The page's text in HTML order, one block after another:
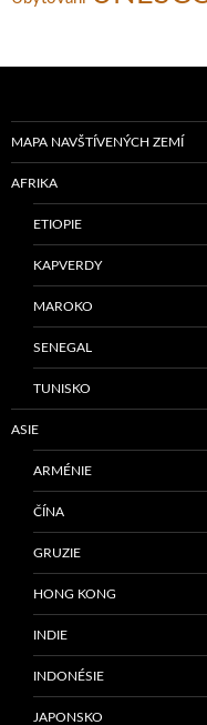
MAPA NAVŠTÍVENÝCH ZEMÍ
AFRIKA
ETIOPIE
KAPVERDY
MAROKO
SENEGAL
TUNISKO
ASIE
ARMÉNIE
ČÍNA
GRUZIE
HONG KONG
INDIE
INDONÉSIE
JAPONSKO